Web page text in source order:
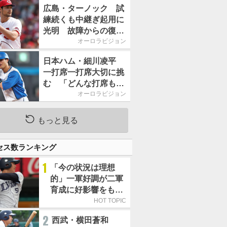
催
広島・ターノック 試
練続くも中継ぎ起用に
光明 故障からの復帰
期す／助っ人前半戦通
オーロラビジョン
日本ハム・細川凌平
一打席一打席大切に挑
む 「どんな打席も何
か意味のある打席にし
く！
オーロラビジョン
もっと見る
ス数ランキング
1
「今の状況は理想
的」一軍好調が二軍
育成に好影響をもた
らす西武 象徴は高
HOT TOPIC
2 西武・横田蒼和